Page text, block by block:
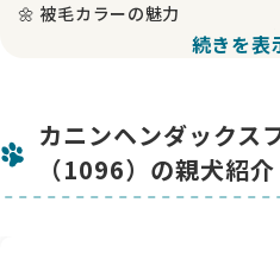
🌼 被毛カラーの魅力
現在はシェイテッド特有の黒い
もに少しずつ抜けていき、最終
🐣 誕生エピソード
元気いっぱいに生まれた4頭兄
子です。兄弟みんなで過ごす中
続きを表
カニンヘンダックス
（1096）の親犬紹介